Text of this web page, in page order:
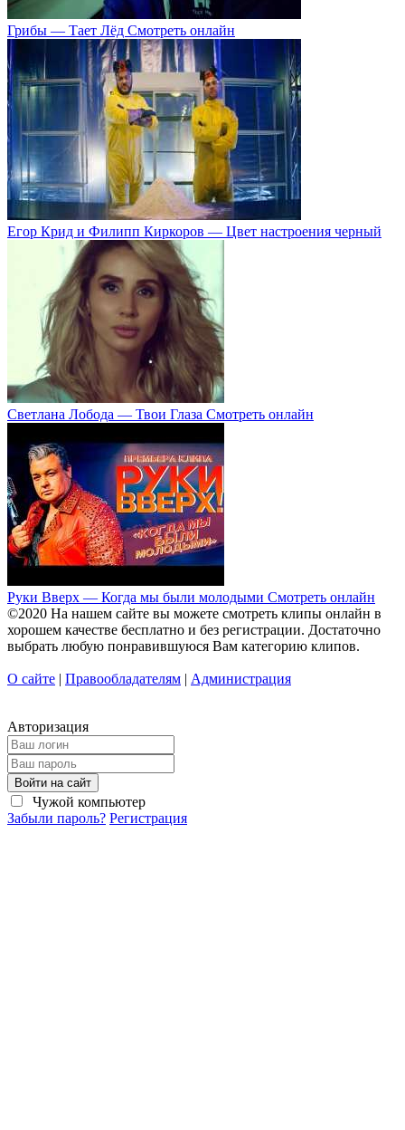
Грибы — Тает Лёд Смотреть онлайн
Егор Крид и Филипп Киркоров — Цвет настроения черный
Светлана Лобода — Твои Глаза Смотреть онлайн
Руки Вверх — Когда мы были молодыми Смотреть онлайн
©2020 На нашем сайте вы можете смотреть клипы онлайн в
хорошем качестве бесплатно и без регистрации. Достаточно
выбрать любую понравившуюся Вам категорию клипов.
О сайте | Правообладателям | Администрация
Авторизация
Войти на сайт
Чужой компьютер
Забыли пароль? Регистрация